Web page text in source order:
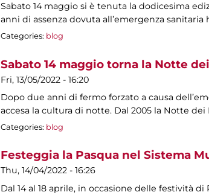
Sabato 14 maggio si è tenuta la dodicesima
anni di assenza dovuta all’emergenza
Categories: blog
Sabato 14 maggio torna la Notte
Fri, 13/05/2022 - 16:20
Dopo due anni di fermo forzato a causa
accesa la cultura di notte. Dal 2005 la Notte dei
Categories: blog
Festeggia la Pasqua nel Sistema
Thu, 14/04/2022 - 16:26
Dal 14 al 18 aprile, in occasione delle festività